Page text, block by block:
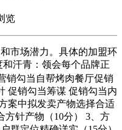
览
场潜力。具体的加盟环
汗青：领会每个品牌正
销勾当自帮烤肉餐厅促销
促销勾当筹谋 促销勾当内
案中拟发卖产物选择合适
方针产物（10分） 3、方